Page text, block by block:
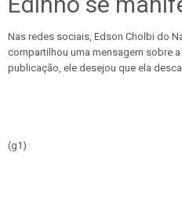
Nas redes sociais, Edson Cholbi do
compartilhou uma mensagem sobre
publicação, ele desejou que ela
(g1)